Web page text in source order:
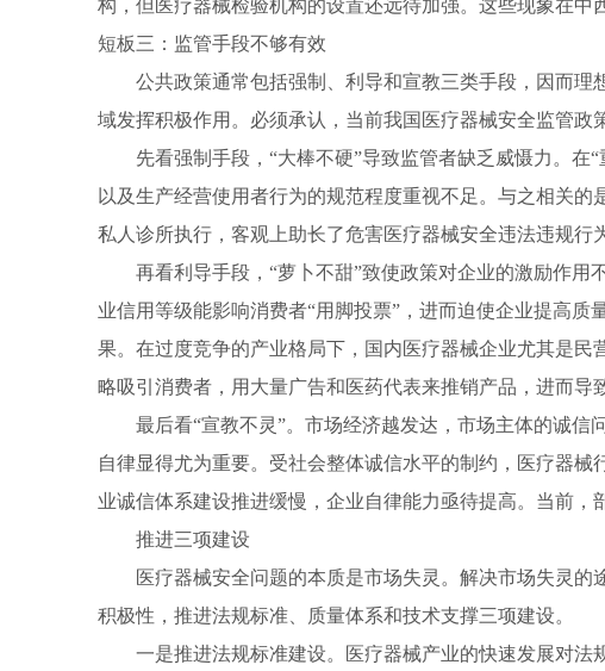
构，但医疗器械检验机构的设置还远待加强。这些现象在中
短板三：监管手段不够有效
公共政策通常包括强制、利导和宣教三类手段，因而理
域发挥积极作用。必须承认，当前我国医疗器械安全监管政
先看强制手段，“大棒不硬”导致监管者缺乏威慑力。在“
以及生产经营使用者行为的规范程度重视不足。与之相关
私人诊所执行，客观上助长了危害医疗器械安全违法违规行
再看利导手段，“萝卜不甜”致使政策对企业的激励作用
业信用等级能影响消费者“用脚投票”，进而迫使企业提高
果。在过度竞争的产业格局下，国内医疗器械企业尤其是
略吸引消费者，用大量广告和医药代表来推销产品，进而导
最后看“宣教不灵”。市场经济越发达，市场主体的诚信
自律显得尤为重要。受社会整体诚信水平的制约，医疗器
业诚信体系建设推进缓慢，企业自律能力亟待提高。当前，
推进三项建设
医疗器械安全问题的本质是市场失灵。解决市场失灵的
积极性，推进法规标准、质量体系和技术支撑三项建设。
一是推进法规标准建设。医疗器械产业的快速发展对法